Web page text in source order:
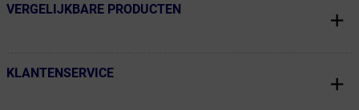
← Terug naar productnavigatie
VERGELIJKBARE PRODUCTEN
← Terug naar productnavigatie
KLANTENSERVICE